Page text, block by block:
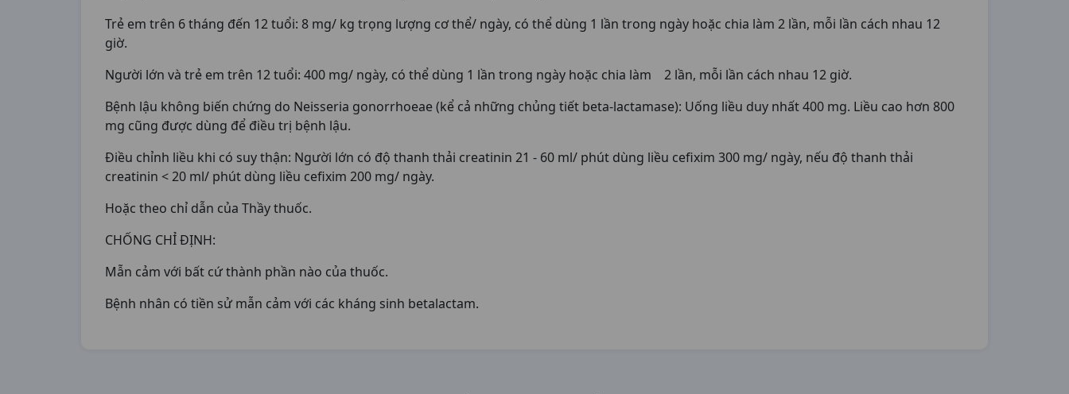
Trẻ em trên 6 tháng đến 12 tuổi: 8 mg/ kg trọng lượng cơ thể/ ngày, có thể dùng 1 lần trong ngày hoặc chia làm 2 lần, mỗi lần cách nhau 12
giờ.
Người lớn và trẻ em trên 12 tuổi: 400 mg/ ngày, có thể dùng 1 lần trong ngày hoặc chia làm 2 lần, mỗi lần cách nhau 12 giờ.
Bệnh lậu không biến chứng do Neisseria gonorrhoeae (kể cả những chủng tiết beta-lactamase): Uống liều duy nhất 400 mg. Liều cao hơn 800
mg cũng được dùng để điều trị bệnh lậu.
Điều chỉnh liều khi có suy thận: Người lớn có độ thanh thải creatinin 21 - 60 ml/ phút dùng liều cefixim 300 mg/ ngày, nếu độ thanh thải
creatinin < 20 ml/ phút dùng liều cefixim 200 mg/ ngày.
Hoặc theo chỉ dẫn của Thầy thuốc.
CHỐNG CHỈ ĐỊNH:
Mẫn cảm với bất cứ thành phần nào của thuốc.
Bệnh nhân có tiền sử mẫn cảm với các kháng sinh betalactam.